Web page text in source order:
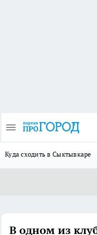
Куда сходить в Сыктывкаре
В одном из